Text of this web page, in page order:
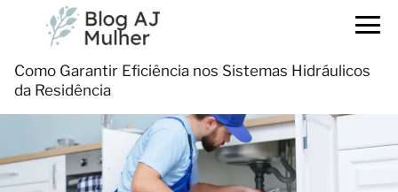
Como Garantir Eficiência nos Sistemas Hidráulicos
da Residência